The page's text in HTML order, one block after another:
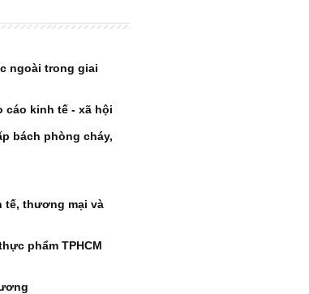
ngoài trong giai
cáo kinh tế - xã hội
bách phòng cháy,
tế, thương mại và
phẩm TPHCM